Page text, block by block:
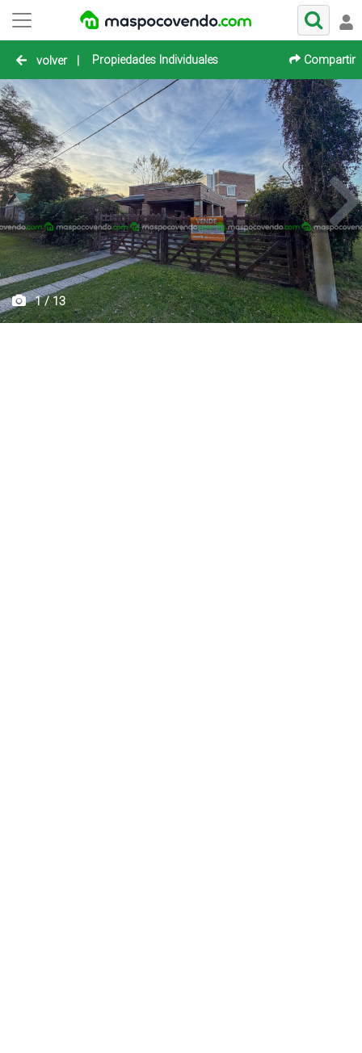
volver | Propiedades Individuales Compartir
1 / 13